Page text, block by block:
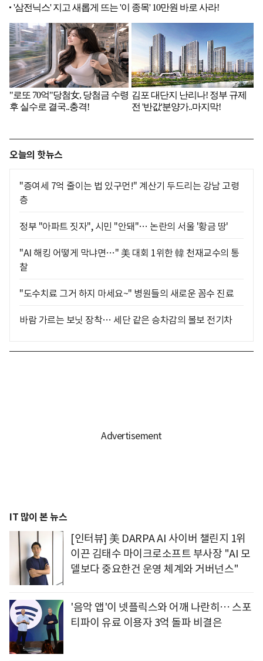
오늘의 핫뉴스
"증여세 7억 줄이는 법 있구먼!" 계산기 두드리는 강남 고령
층
정부 "아파트 짓자", 시민 "안돼"… 논란의 서울 '황금 땅'
"AI 해킹 어떻게 막냐면…" 美 대회 1위한 韓 천재교수의 통
찰
"도수치료 그거 하지 마세요~" 병원들의 새로운 꼼수 진료
바람 가르는 보닛 장착… 세단 같은 승차감의 볼보 전기차
IT 많이 본 뉴스
[인터뷰] 美 DARPA AI 사이버 챌린지 1위
이끈 김태수 마이크로소프트 부사장 "AI 모
델보다 중요한건 운영 체계와 거버넌스"
'음악 앱'이 넷플릭스와 어깨 나란히… 스포
티파이 유료 이용자 3억 돌파 비결은